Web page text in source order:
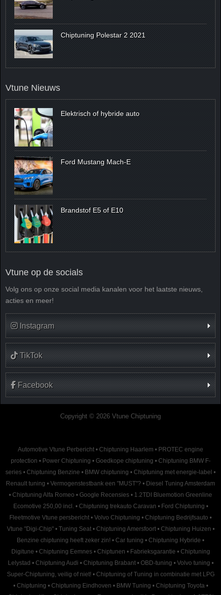
Chiptuning Polestar 2 2021
Vtune Nieuws
Elektrisch of hybride auto
Ford Mustang Mach-E
Brandstof E5 of E10
Vtune op de socials
Volg ons op onze social media kanalen voor het laatste nieuws,
acties en meer!
Instagram
TikTok
Facebook
Copyright © 2026 Vtune Chiptuning
Automotive Vtune Perbericht • Chiptuning Haarlem • PROTEC engine
protection • Power Chiptuning • Goedkope chiptuning • Chiptuning BMW F-
series • Chiptuning Benzine • BMW chiptuning • Chiptuning met energie-label •
Renault tuning • Vermogenstestbank een "MUST"? • Diesel Tuning Amsterdam
• Chiptuning Alfa Romeo • Google Recensies • 1.2TDI Bluemotion Greenline
Ecomotive 250,00 incl. • Chiptuning trekauto Caravan • Ford Chiptuning •
Fleetmotive Vtune persbericht • Volvo Chiptuning • Chiptuning Bedrijfsauto •
Vtune "Digi-Chip" • Tuning Seat • Chiptuning Amersfoort • Chiptuning Huizen •
Benzine chiptuning heeft zeker zin! • Car tuning • Chiptuning Hybride •
Digitune • Chiptuning Eemnes • Chiptunen • Fabrieksgarantie • Chiptuning
Lelystad • Chiptuning Audi • Chiptuning Brabant • OBD-tuning • Volvo tuning •
Super-Chiptuning, veilig of niet! • Chiptuning of Tuning in combinatie met LPG
• Chiptuning • Chiptuning Eindhoven • BMW Tuning • Chiptuning Toyota •